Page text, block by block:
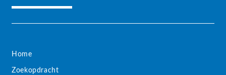
Home
Zoekopdracht